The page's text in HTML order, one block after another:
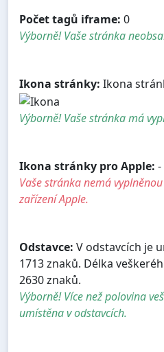
Počet tagů iframe: 0
Výborně! Vaše stránka
Ikona stránky: Ikona
Výborně! Vaše stránka má
Ikona stránky pro Apple: -
Vaše stránka nemá
zařízení Apple.
Odstavce: V odstavcích je
1713 znaků. Délka
2630 znaků.
Výborně! Více než polovina
umístěna v odstavcích.